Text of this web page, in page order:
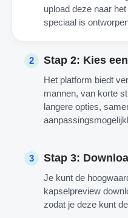
upload deze naar
speciaal is
2 Stap 2: Kies
Het platform biedt
mannen, van korte
langere opties,
3 Stap 3:
Je kunt de
kapselpreview
zodat je deze kunt